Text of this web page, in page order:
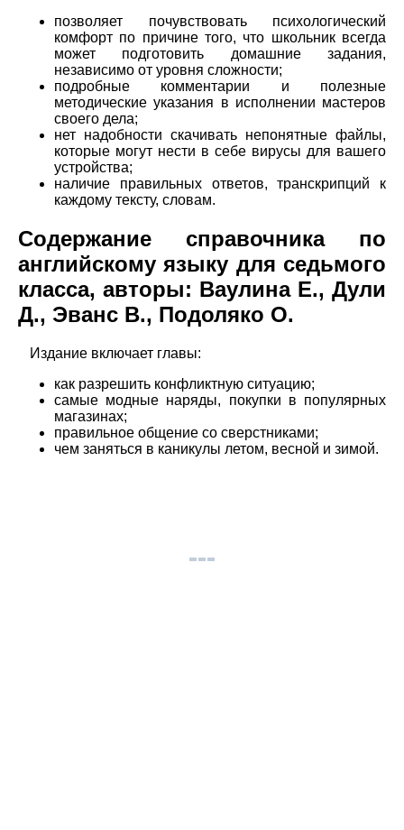
позволяет почувствовать психологический
комфорт по причине того, что школьник всегда
может подготовить домашние задания,
независимо от уровня сложности;
подробные комментарии и полезные
методические указания в исполнении мастеров
своего дела;
нет надобности скачивать непонятные файлы,
которые могут нести в себе вирусы для вашего
устройства;
наличие правильных ответов, транскрипций к
каждому тексту, словам.
Содержание справочника по
английскому языку для седьмого
класса, авторы: Ваулина Е., Дули
Д., Эванс В., Подоляко О.
Издание включает главы:
как разрешить конфликтную ситуацию;
самые модные наряды, покупки в популярных
магазинах;
правильное общение со сверстниками;
чем заняться в каникулы летом, весной и зимой.